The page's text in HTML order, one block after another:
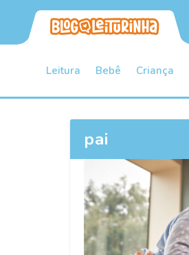
Leitura Bebê Criança
pai